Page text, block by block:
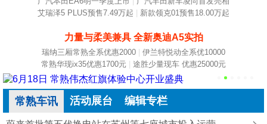
艾瑞泽5 PLUS预售7.49万起
新款领克01预售18.00万起
力量与柔美兼具 全新奥迪A5实拍
瑞纳三厢常熟全系优惠2000
伊兰特悦动全系优10000
常熟华现ix35优惠1700元
途胜少量现车 优惠25000元
常熟车讯 活动展台 编辑专栏